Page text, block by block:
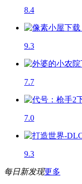
8.4
9.3
7.7
7.0
9.3
每日新发现更多